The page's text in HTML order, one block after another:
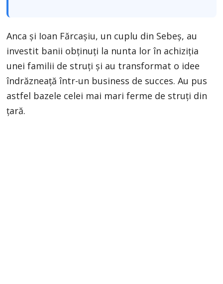
Anca şi Ioan Fărcaşiu, un cuplu din Sebeș, au
investit banii obţinuţi la nunta lor în achiziţia
unei familii de struţi şi au transformat o idee
îndrăzneaţă într-un business de succes. Au pus
astfel bazele celei mai mari ferme de struți din
țară.